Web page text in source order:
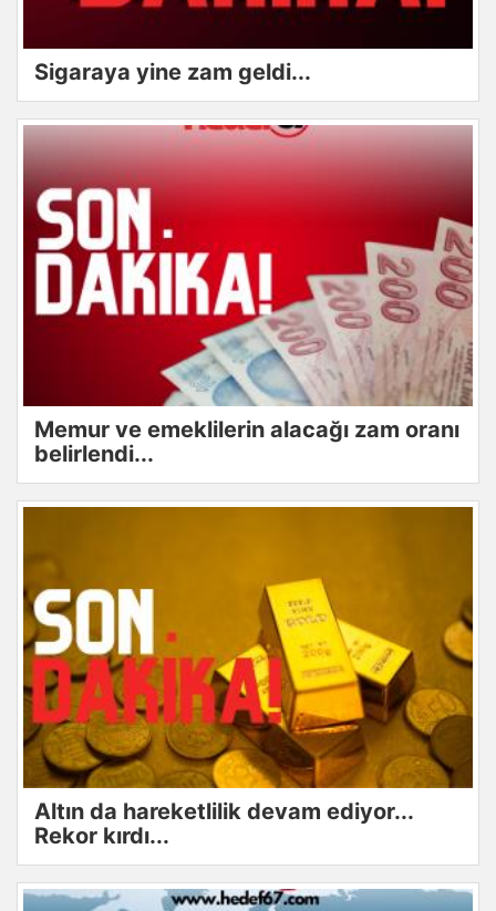
Sigaraya yine zam geldi...
Memur ve emeklilerin alacağı zam oranı
belirlendi...
Altın da hareketlilik devam ediyor...
Rekor kırdı...